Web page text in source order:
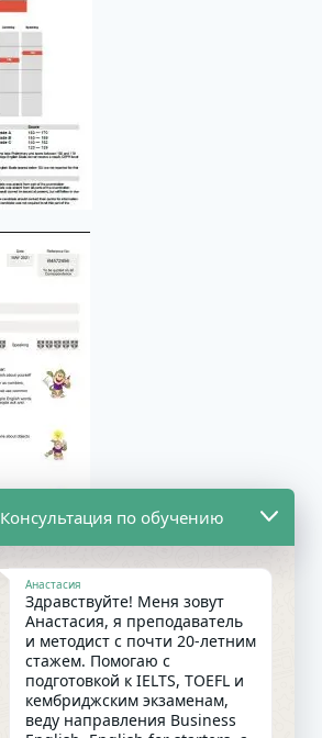
Консультация по обучению
Анастасия
Здравствуйте! Меня зовут
Анастасия, я преподаватель
и методист с почти 20-летним
стажем. Помогаю с
подготовкой к IELTS, TOEFL и
кембриджским экзаменам,
веду направления Business